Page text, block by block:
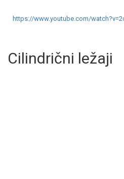
https://www.youtube.com/
Cilindrični ležaji